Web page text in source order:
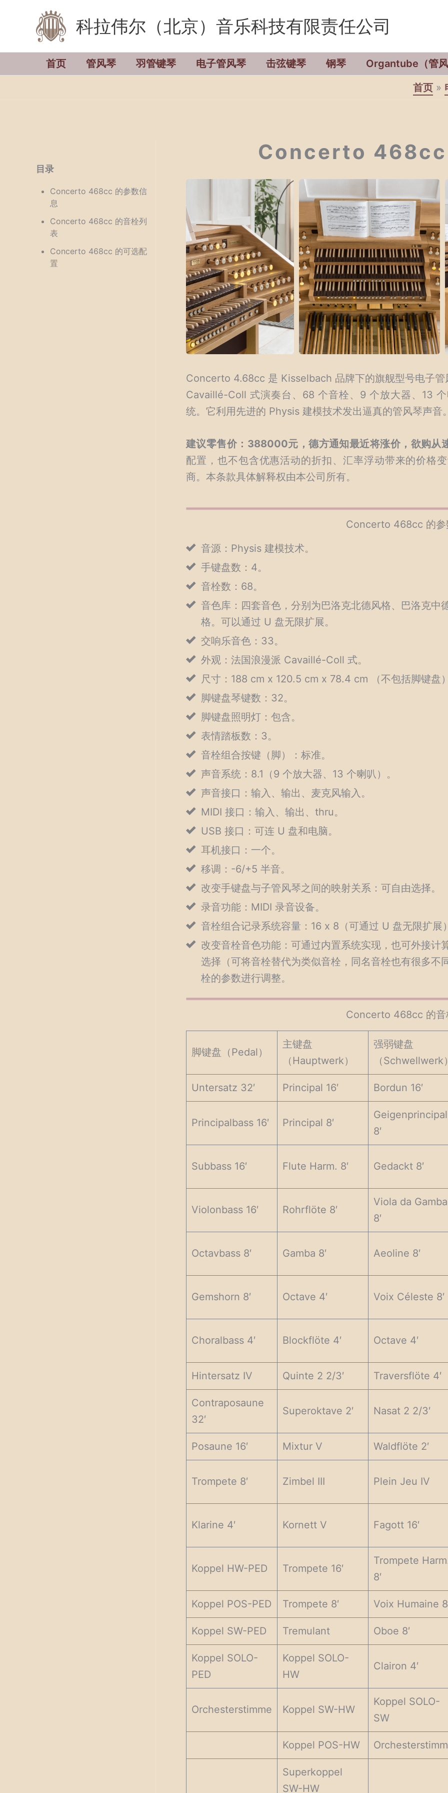
科拉伟尔（北京）音乐科技有限责任公司
首页 管风琴 羽管键琴 电子管风琴 击弦键琴 钢琴
Organtube（管
首页
目录
Concerto 468cc 的参数信
息
Concerto 468cc 的音栓列
表
Concerto 468cc 的可选配
置
Concerto 468cc
Concerto 4.68cc 是 Kisselbach 品牌下的旗舰型号电子
Cavaillé-Coll 式演奏台、68 个音栓、9 个放大器、13
统。它利用先进的 Physis 建模技术发出逼真的管风琴声音
建议零售价：388000元，德方通知最近将涨价，欲购从
配置，也不包含优惠活动的折扣、汇率浮动带来的价格
商。本条款具体解释权由本公司所有。
Concerto 468cc 的参
音源：Physis 建模技术。
手键盘数：4。
音栓数：68。
音色库：四套音色，分别为巴洛克北德风格、巴洛克中
格。可以通过 U 盘无限扩展。
交响乐音色：33。
外观：法国浪漫派 Cavaillé-Coll 式。
尺寸：188 cm x 120.5 cm x 78.4 cm （不包括脚键盘
脚键盘琴键数：32。
脚键盘照明灯：包含。
表情踏板数：3。
音栓组合按键（脚）：标准。
声音系统：8.1（9 个放大器、13 个喇叭）。
声音接口：输入、输出、麦克风输入。
MIDI 接口：输入、输出、thru。
USB 接口：可连 U 盘和电脑。
耳机接口：一个。
移调：-6/+5 半音。
改变手键盘与子管风琴之间的映射关系：可自由选择。
录音功能：MIDI 录音设备。
音栓组合记录系统容量：16 x 8（可通过 U 盘无限扩展
改变音栓音色功能：可通过内置系统实现，也可外接
选择（可将音栓替代为类似音栓，同名音栓也有很多不
栓的参数进行调整。
Concerto 468cc 的音
脚键盘（Pedal）
主键盘
（Hauptwerk）
强弱键盘
（Schwellwerk
Untersatz 32′ Principal 16′ Bordun 16′
Principalbass 16′ Principal 8′
Geigenprincipal
8′
Subbass 16′ Flute Harm. 8′ Gedackt 8′
Violonbass 16′ Rohrflöte 8′
Viola da Gamba
8′
Octavbass 8′ Gamba 8′ Aeoline 8′
Gemshorn 8′ Octave 4′ Voix Céleste 8′
Choralbass 4′ Blockflöte 4′ Octave 4′
Hintersatz IV Quinte 2 2/3′ Traversflöte 4′
Contraposaune
32′
Superoktave 2′ Nasat 2 2/3′
Posaune 16′ Mixtur V Waldflöte 2′
Trompete 8′ Zimbel III Plein Jeu IV
Klarine 4′ Kornett V Fagott 16′
Koppel HW-PED Trompete 16′
Trompete
8′
Koppel POS-PED Trompete 8′ Voix Humaine
Koppel SW-PED Tremulant Oboe 8′
Koppel SOLO-
PED
Koppel SOLO-
HW
Clairon 4′
Orchesterstimme Koppel SW-HW
Koppel SOLO-
SW
Koppel POS-HW
Superkoppel
SW-HW